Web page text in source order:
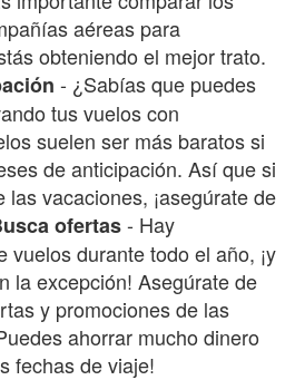
aéreas para
obteniendo el mejor trato.
- ¿Sabías que puedes
tus vuelos con
suelen ser más baratos si
de anticipación. Así que si
vacaciones, ¡asegúrate de
ofertas- Hay
vuelos durante todo el año, ¡y
la excepción! Asegúrate de
y promociones de las
ahorrar mucho dinero
fechas de viaje!